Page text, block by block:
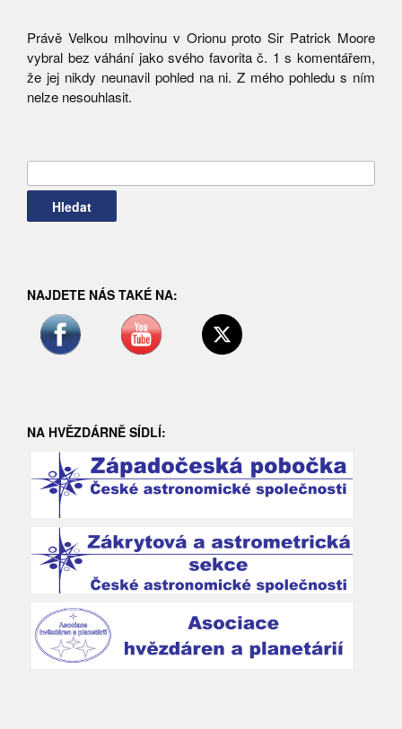
Právě Velkou mlhovinu v Orionu proto Sir Patrick Moore
vybral bez váhání jako svého favorita č. 1 s komentářem,
že jej nikdy neunavil pohled na ni. Z mého pohledu s ním
nelze nesouhlasit.
NAJDETE NÁS TAKÉ NA:
NA HVĚZDÁRNĚ SÍDLÍ: